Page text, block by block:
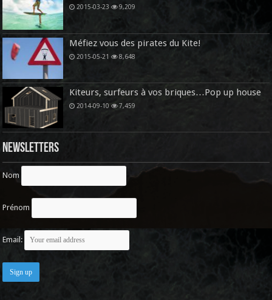
2015-03-23 9,209
Méfiez vous des pirates du Kite!
2015-05-21 8,648
Kiteurs, surfeurs à vos briques…Pop up house
2014-09-10 7,459
Newsletters
Nom
Prénom
Email: